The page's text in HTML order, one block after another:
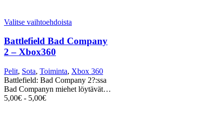
Valitse vaihtoehdoista
Battlefield Bad Company
2 – Xbox360
Pelit, Sota, Toiminta, Xbox 360
Battlefield: Bad Company 2?:ssa
Bad Companyn miehet löytävät…
5,00€ - 5,00€